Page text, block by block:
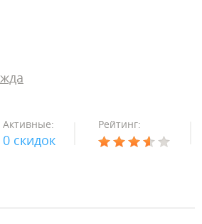
Активные:
0 скидок
Рейтинг: